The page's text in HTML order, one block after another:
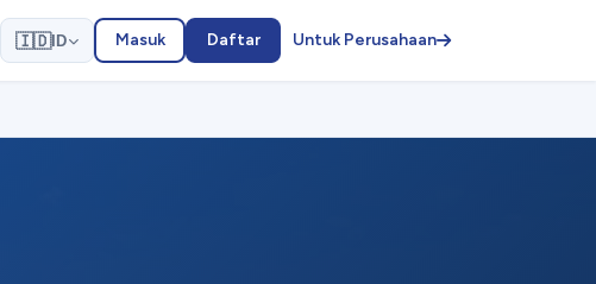
🇮🇩ID Masuk Daftar Untuk Perusahaan